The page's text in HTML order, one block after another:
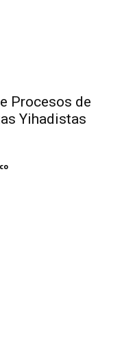
Procesos de
Yihadistas